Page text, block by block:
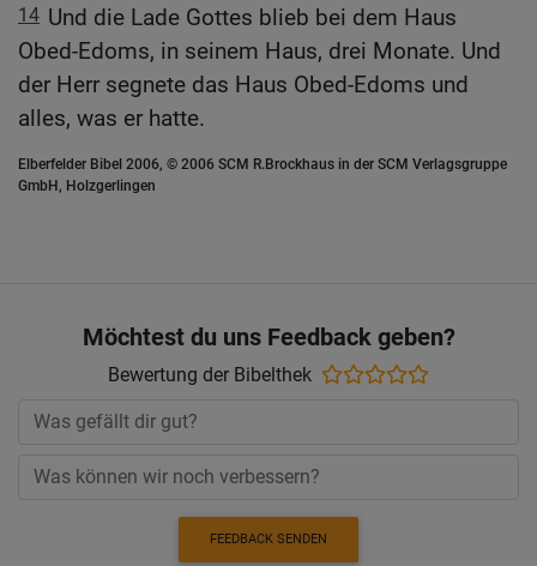
14 Und die Lade Gottes blieb bei dem Haus
Obed-Edoms, in seinem Haus, drei Monate. Und
der Herr segnete das Haus Obed-Edoms und
alles, was er hatte.
Elberfelder Bibel 2006, © 2006 SCM R.Brockhaus in der SCM Verlagsgruppe
GmbH, Holzgerlingen
Möchtest du uns Feedback geben?
Bewertung der Bibelthek
FEEDBACK SENDEN